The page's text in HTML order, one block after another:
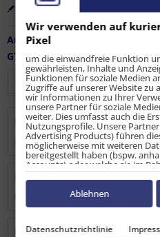
Merken
Artikel-Nr.:
GTIN / EAN:
Beschreibung
mehr
Bewertungen
0
Bewertungen lesen,
Kunden haben sich ebenfalls
Wir verwenden auf
Pixel
um die einwandfreie Funktion
gewährleisten, Inhalte und
Funktionen für soziale Medien
Zugriffe auf unserer Website zu
wir Informationen zu Ihrer
unsere Partner für soziale
weiter. Dies umfasst auch die
Nutzungsprofile. Unsere
Advertising Products) führen
möglicherweise mit weiteren
bereitgestellt haben (bspw.
Accounts) oder welche sie im
Dienste gesammelt haben
Geräte). Ihre Einwilligung zur
können Sie jederzeit
Datenschutz-Button links unten
Datenschutzrichtlinie
Ablehnen